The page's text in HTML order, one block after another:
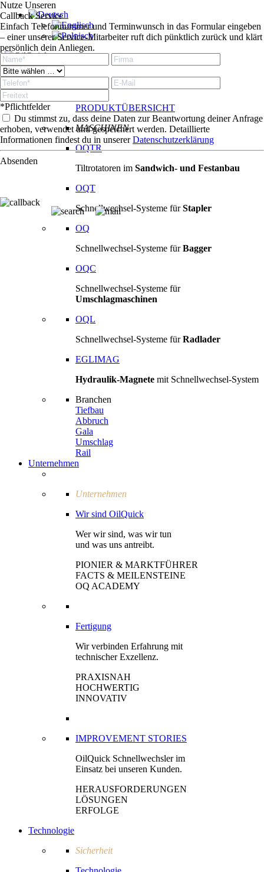
Produkte
PRODUKTÜBERSICHT
MASCHINEN
OQTR
Tiltrotatoren im Sandwich- und Festanbau
OQT
Schnellwechsel-Systeme fürStapler
OQ
Schnellwechsel-Systeme fürBagger
OQC
Schnellwechsel-Systeme für
Umschlagmaschinen
OQL
Schnellwechsel-Systeme fürRadlader
EGLIMAG
Hydraulik-Magnete mit Schnellwechsel-System
Branchen
Tiefbau
Abbruch
Gala
Umschlag
Rail
Unternehmen
Unternehmen
Wir sind OilQuick
Wer wir sind, was wir tun
und was uns antreibt.
PIONIER & MARKTFÜHRER
FACTS & MEILENSTEINE
OQ ACADEMY
Fertigung
Wir verbinden Erfahrung mit
technischer Exzellenz.
PRAXISNAH
HOCHWERTIG
INNOVATIV
IMPROVEMENT STORIES
OilQuick Schnellwechsler im
Einsatz bei unseren Kunden.
HERAUSFORDERUNGEN
LÖSUNGEN
ERFOLGE
Technologie
Sicherheit
Nutze Unseren
Callback Service
Einfach Telefonnummer und Terminwunsch in das Formular eingeben
– einer unserer Service-Mitarbeiter ruft dich pünktlich zurück und klärt
persönlich dein Anliegen.
*Pflichtfelder
Du stimmst zu, dass deine Daten zur Beantwortung deiner Anfrage
erhoben, verwendet und gespeichert werden. Detaillierte
Informationen findest du in unsererDatenschutzerklärung
Absenden